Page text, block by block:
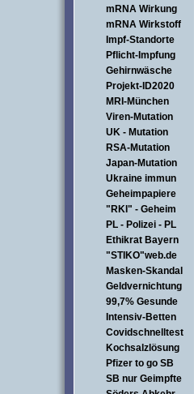
mRNA Wirkung
mRNA Wirkstoff
Impf-Standorte
Pflicht-Impfung
Gehirnwäsche
Projekt-ID2020
MRI-München
Viren-Mutation
UK - Mutation
RSA-Mutation
Japan-Mutation
Ukraine immun
Geheimpapiere
"RKI" - Geheim
PL - Polizei - PL
Ethikrat Bayern
"STIKO"web.de
Masken-Skandal
Geldvernichtung
99,7% Gesunde
Intensiv-Betten
Covidschnelltest
Kochsalzlösung
Pfizer to go SB
SB nur Geimpfte